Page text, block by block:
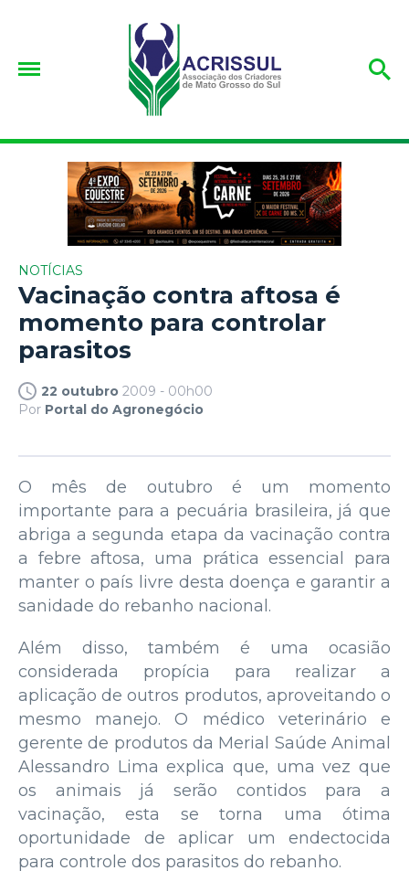
NOTÍCIAS
Vacinação contra aftosa é
momento para controlar
parasitos
22 outubro 2009 - 00h00
Por Portal do Agronegócio
O mês de outubro é um momento
importante para a pecuária brasileira, já que
abriga a segunda etapa da vacinação contra
a febre aftosa, uma prática essencial para
manter o país livre desta doença e garantir a
sanidade do rebanho nacional.
Além disso, também é uma ocasião
considerada propícia para realizar a
aplicação de outros produtos, aproveitando o
mesmo manejo. O médico veterinário e
gerente de produtos da Merial Saúde Animal
Alessandro Lima explica que, uma vez que
os animais já serão contidos para a
vacinação, esta se torna uma ótima
oportunidade de aplicar um endectocida
para controle dos parasitos do rebanho.